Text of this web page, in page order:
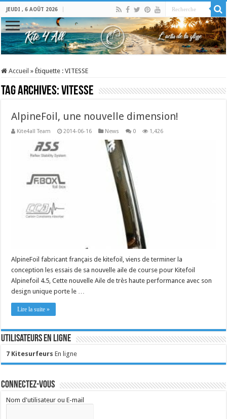
JEUDI , 6 AOÛT 2026
Accueil » Étiquette :VITESSE
Tag Archives:VITESSE
AlpineFoil, une nouvelle dimension!
Kite4all Team 2014-06-16 News 0 1,426
AlpineFoil fabricant français de kitefoil, viens de terminer la
conception les essais de sa nouvelle aile de course pour Kitefoil
Alpinefoil 4.5, Cette nouvelle Aile de très haute performance avec son
design unique porte le …
Lire la suite »
Utilisateurs en ligne
7 Kitesurfeurs En ligne
Connectez-vous
Nom d'utilisateur ou E-mail